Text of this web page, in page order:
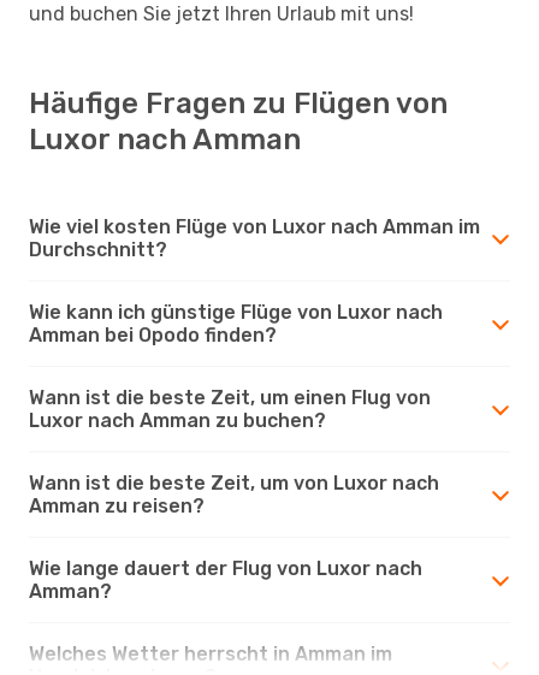
und buchen Sie jetzt Ihren Urlaub mit uns!
Häufige Fragen zu Flügen von
Luxor nach Amman
Wie viel kosten Flüge von Luxor nach Amman im
Durchschnitt?
Wie kann ich günstige Flüge von Luxor nach
Amman bei Opodo finden?
Wann ist die beste Zeit, um einen Flug von
Luxor nach Amman zu buchen?
Wann ist die beste Zeit, um von Luxor nach
Amman zu reisen?
Wie lange dauert der Flug von Luxor nach
Amman?
Welches Wetter herrscht in Amman im